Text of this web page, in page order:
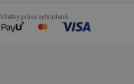
práva vyhradené.